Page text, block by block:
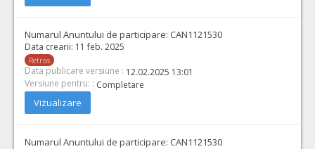
Numarul Anuntului de participare: CAN1121530
Data crearii: 11 feb. 2025
Retras
Data publicare versiune : 12.02.2025 13:01
Versiune pentru: : Completare
Vizualizare
Numarul Anuntului de participare: CAN1121530